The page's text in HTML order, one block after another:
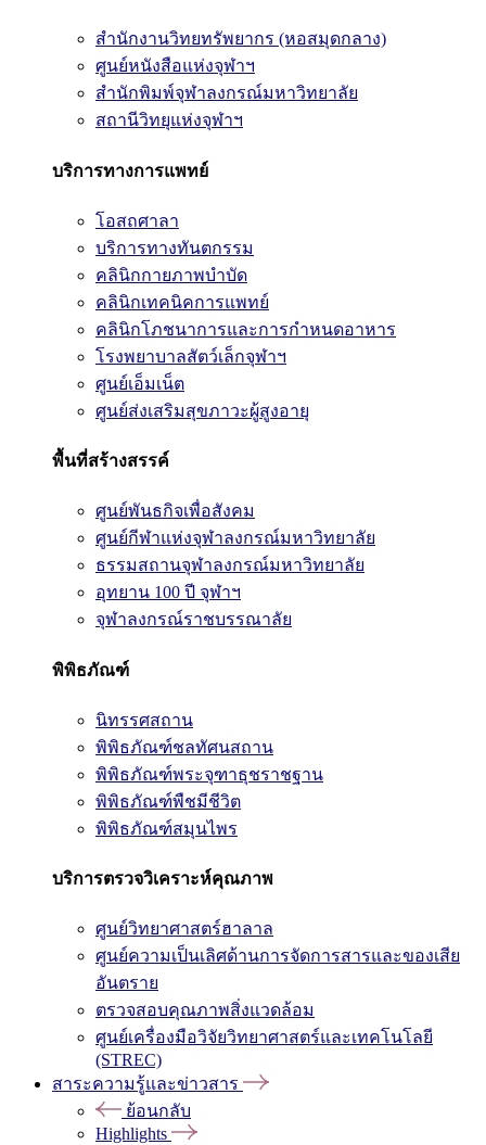
สำนักงานวิทยทรัพยากร (หอสมุดกลาง)
ศูนย์หนังสือแห่งจุฬาฯ
สำนักพิมพ์จุฬาลงกรณ์มหาวิทยาลัย
สถานีวิทยุแห่งจุฬาฯ
บริการทางการแพทย์
โอสถศาลา
บริการทางทันตกรรม
คลินิกกายภาพบำบัด
คลินิกเทคนิคการแพทย์
คลินิกโภชนาการและการกำหนดอาหาร
โรงพยาบาลสัตว์เล็กจุฬาฯ
ศูนย์เอ็มเน็ต
ศูนย์ส่งเสริมสุขภาวะผู้สูงอายุ
พื้นที่สร้างสรรค์
ศูนย์พันธกิจเพื่อสังคม
ศูนย์กีฬาแห่งจุฬาลงกรณ์มหาวิทยาลัย
ธรรมสถานจุฬาลงกรณ์มหาวิทยาลัย
อุทยาน 100 ปี จุฬาฯ
จุฬาลงกรณ์ราชบรรณาลัย
พิพิธภัณฑ์
นิทรรศสถาน
พิพิธภัณฑ์ชลทัศนสถาน
พิพิธภัณฑ์พระจุฑาธุชราชฐาน
พิพิธภัณฑ์พืชมีชีวิต
พิพิธภัณฑ์สมุนไพร
บริการตรวจวิเคราะห์คุณภาพ
ศูนย์วิทยาศาสตร์ฮาลาล
ศูนย์ความเป็นเลิศด้านการจัดการสารและของเสีย
อันตราย
ตรวจสอบคุณภาพสิ่งแวดล้อม
ศูนย์เครื่องมือวิจัยวิทยาศาสตร์และเทคโนโลยี
(STREC)
สาระความรู้และข่าวสาร
ย้อนกลับ
Highlights